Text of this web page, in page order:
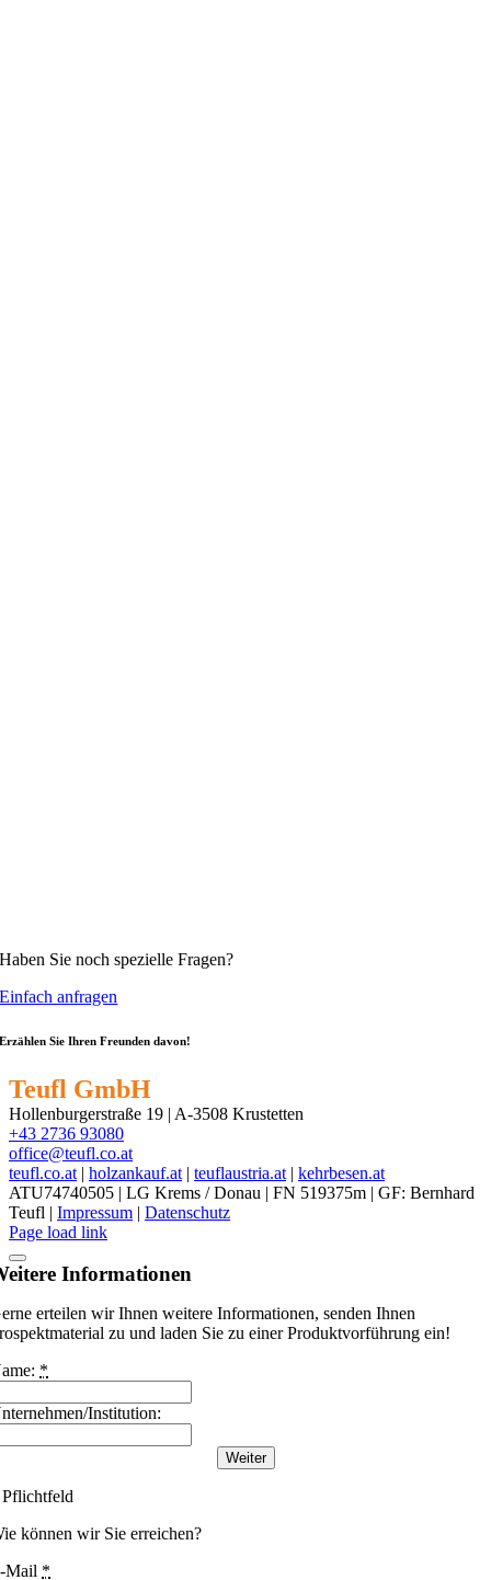
Haben Sie noch spezielle Fragen?
Einfach anfragen
Erzählen Sie Ihren Freunden davon!
Teufl GmbH
Hollenburgerstraße 19 | A-3508 Krustetten
+43 2736 93080
office@teufl.co.at
teufl.co.at | holzankauf.at | teuflaustria.at | kehrbesen.at
ATU74740505 | LG Krems / Donau | FN 519375m | GF: Bernhard
Teufl | Impressum | Datenschutz
Facebook
Instagram
Threads
YouTube
LinkedIn
Messenger
WhatsApp
Phone
Email
Page load link
Informationen
erteilen wir Ihnen weitere Informationen, senden Ihnen
zu und laden Sie zu einer Produktvorführung ein!
*
Institution:
Weiter
können wir Sie erreichen?
Mail *